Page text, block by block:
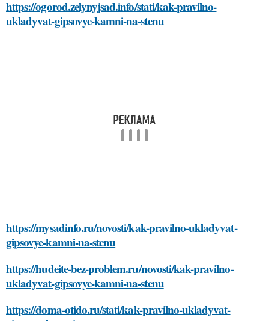
https://ogorod.zelynyjsad.info/stati/kak-pravilno-
ukladyvat-gipsovye-kamni-na-stenu
https://mysadinfo.ru/novosti/kak-pravilno-ukladyvat-
gipsovye-kamni-na-stenu
https://hudeite-bez-problem.ru/novosti/kak-pravilno-
ukladyvat-gipsovye-kamni-na-stenu
https://doma-otido.ru/stati/kak-pravilno-ukladyvat-